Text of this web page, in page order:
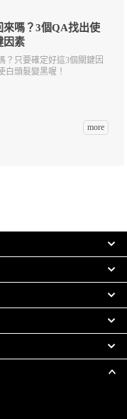
來嗎？3個QA找出使
因素
？只要確定好這3個關鍵因
白頭髮變黑喔！
more